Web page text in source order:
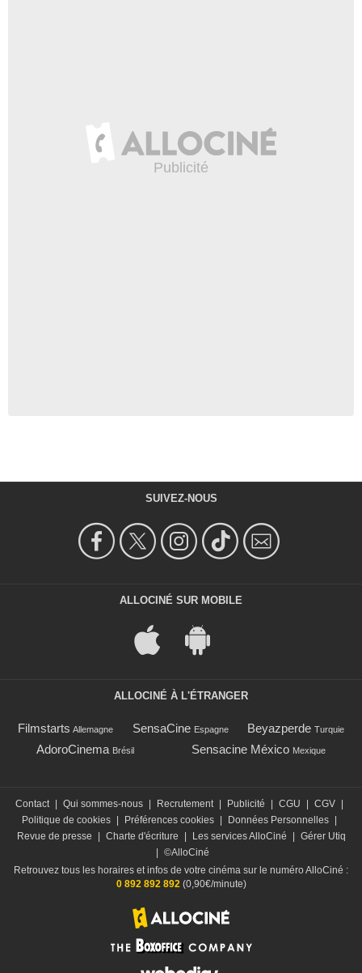
SUIVEZ-NOUS
ALLOCINÉ SUR MOBILE
ALLOCINÉ À L'ÉTRANGER
Filmstarts Allemagne SensaCine Espagne Beyazperde Turquie
AdoroCinema Brésil Sensacine México Mexique
Contact Qui sommes-nous Recrutement Publicité CGU CGV
Politique de cookies
Préférences cookies Données Personnelles
Revue de presse
Charte d'écriture Les services AlloCiné
Gérer Utiq
©AlloCiné
Retrouvez tous les horaires et infos de votre cinéma sur le numéro AlloCiné :
0 892 892 892(0,90€/minute)